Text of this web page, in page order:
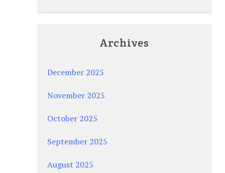
Archives
December 2025
November 2025
October 2025
September 2025
August 2025